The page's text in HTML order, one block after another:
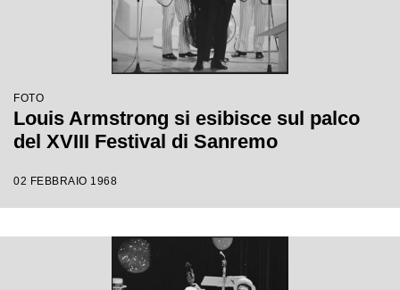
FOTO
Louis Armstrong si esibisce sul palco
del XVIII Festival di Sanremo
02 FEBBRAIO 1968